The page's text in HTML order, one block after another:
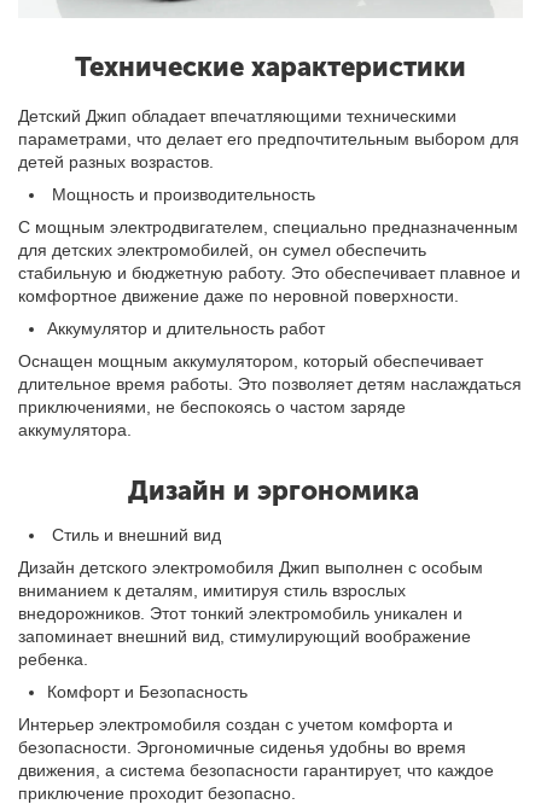
Технические характеристики
Детский Джип обладает впечатляющими техническими
параметрами, что делает его предпочтительным выбором для
детей разных возрастов.
Мощность и производительность
С мощным электродвигателем, специально предназначенным
для детских электромобилей, он сумел обеспечить
стабильную и бюджетную работу. Это обеспечивает плавное и
комфортное движение даже по неровной поверхности.
Аккумулятор и длительность работ
Оснащен мощным аккумулятором, который обеспечивает
длительное время работы. Это позволяет детям наслаждаться
приключениями, не беспокоясь о частом заряде
аккумулятора.
Дизайн и эргономика
Стиль и внешний вид
Дизайндетского электромобиля Джип выполнен с особым
вниманием к деталям, имитируя стиль взрослых
внедорожников. Этот тонкий электромобиль уникален и
запоминает внешний вид, стимулирующий воображение
ребенка.
Комфорт и Безопасность
Интерьер электромобиля создан с учетом комфорта и
безопасности. Эргономичные сиденья удобны во время
движения, а система безопасности гарантирует, что каждое
приключение проходит безопасно.